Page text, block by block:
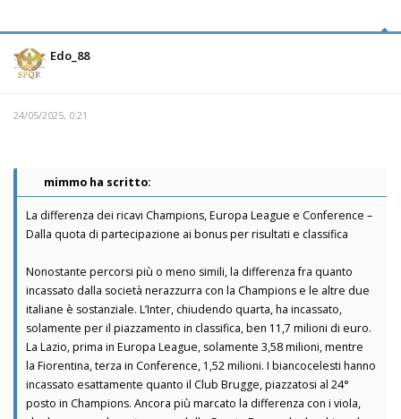
Edo_88
24/05/2025, 0:21
mimmo ha scritto:
La differenza dei ricavi Champions, Europa League e Conference –
Dalla quota di partecipazione ai bonus per risultati e classifica
Nonostante percorsi più o meno simili, la differenza fra quanto
incassato dalla società nerazzurra con la Champions e le altre due
italiane è sostanziale. L’Inter, chiudendo quarta, ha incassato,
solamente per il piazzamento in classifica, ben 11,7 milioni di euro.
La Lazio, prima in Europa League, solamente 3,58 milioni, mentre
la Fiorentina, terza in Conference, 1,52 milioni. I biancocelesti hanno
incassato esattamente quanto il Club Brugge, piazzatosi al 24°
posto in Champions. Ancora più marcato la differenza con i viola,